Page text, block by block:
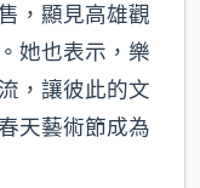
，顯見高雄觀
她也表示，樂
，讓彼此的文
天藝術節成為